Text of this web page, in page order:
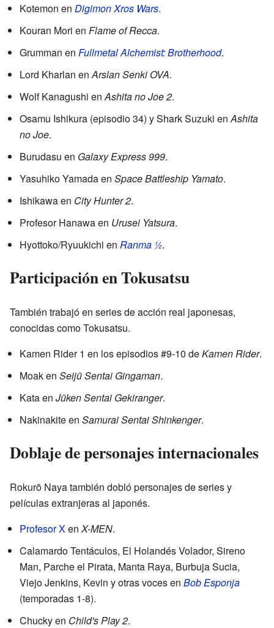
Kotemon en Digimon Xros Wars.
Kouran Mori en Flame of Recca.
Grumman en Fullmetal Alchemist: Brotherhood.
Lord Kharlan enArslan Senki OVA.
Wolf Kanagushi enAshita no Joe 2.
Osamu Ishikura (episodio 34) y Shark Suzuki enAshita
no Joe.
Burudasu en Galaxy Express 999.
Yasuhiko Yamada en Space Battleship Yamato.
Ishikawa en City Hunter 2.
Profesor Hanawa en Urusei Yatsura.
Hyottoko/Ryuukichi en Ranma ½.
Participación en Tokusatsu
También trabajó en series de acción real japonesas,
conocidas como Tokusatsu.
Kamen Rider 1 en los episodios #9-10 deKamen Rider.
Moak en Seijū Sentai Gingaman.
Kata en Jūken Sentai Gekiranger.
Nakinakite en Samurai Sentai Shinkenger.
Doblaje de personajes internacionales
Rokurō Naya también dobló personajes de series y
películas extranjeras al japonés.
Profesor XenX-MEN.
Calamardo Tentáculos, El Holandés Volador, Sireno
Man, Parche el Pirata, Manta Raya, Burbuja Sucia,
Viejo Jenkins, Kevin y otras voces en Bob Esponja
(temporadas 1-8).
Chucky en Child's Play 2.